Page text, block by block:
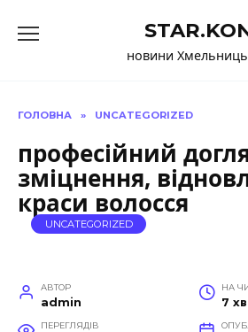
до
новини
ГОЛОВНА » UNCATEGORIZED
професійний
зміцнення,
краси волосся
UNCATEGORIZED
АВТОР
admin
НА
7 хв
ПЕРЕГЛЯДІВ